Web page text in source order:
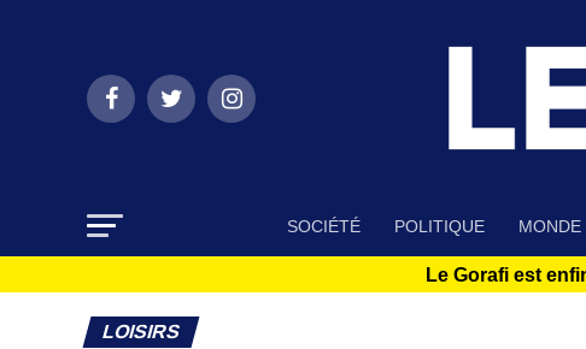
SOCIÉTÉ POLITIQUE MONDE
Le Gorafi est
LOISIRS